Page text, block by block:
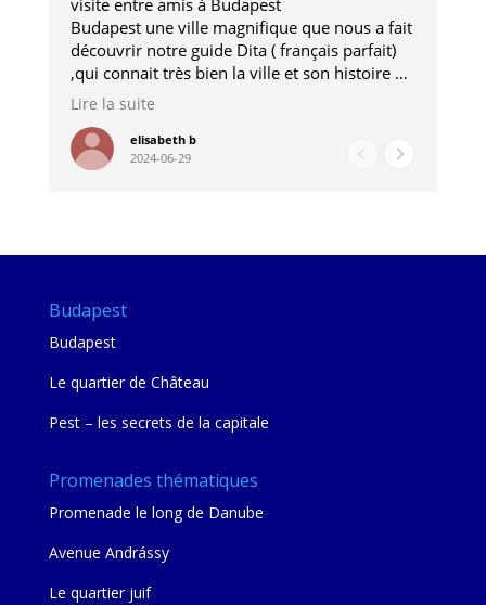
visite entre amis à Budapest
Budapest une ville magnifique que nous a fait
découvrir notre guide Dita ( français parfait)
,qui connait très bien la ville et son histoire et
qui nous a permis d'accéder à des lieux
pour les restaurants . A la fin de notre séjour
nous étions plus avec une amie qu' une guide
Lire la suite
elisabeth b
2024-06-29
Budapest
Budapest
Le quartier de Château
Pest – les secrets de la capitale
Promenades thématiques
Promenade le long de Danube
Avenue Andrássy
Le quartier juif